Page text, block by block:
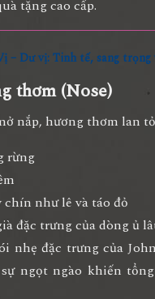
tặng cao cấp.
– Dư vị: Tinh tế, sang trọng
thơm (Nose)
nắp, hương thơm lan
rừng
chín như lê và táo đỏ
đặc trưng của dòng ủ
nhẹ đặc trưng của
ngọt ngào khiến